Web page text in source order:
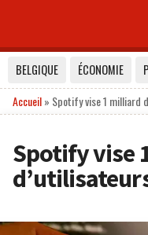
BELGIQUE ÉCONOMIE
Accueil» Spotify vise 1 milliard
Spotify vise